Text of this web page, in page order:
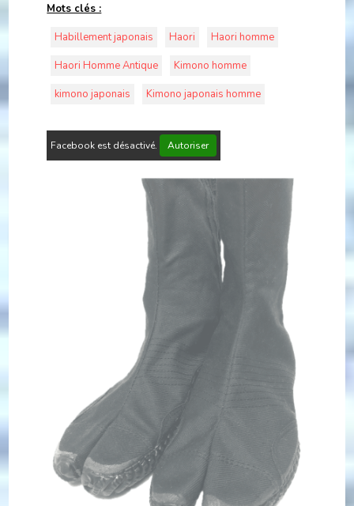
Mots clés :
Habillement japonais
Haori
Haori homme
Haori Homme Antique
Kimono homme
kimono japonais
Kimono japonais homme
Facebook est désactivé. Autoriser